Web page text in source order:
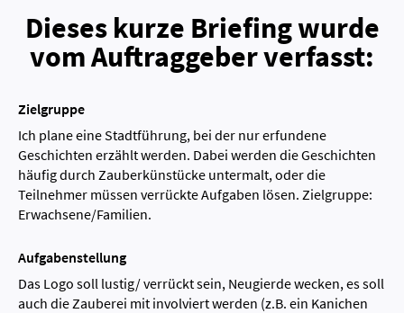
Dieses kurze Briefing wurde
vom Auftraggeber verfasst:
Zielgruppe
Ich plane eine Stadtführung, bei der nur erfundene
Geschichten erzählt werden. Dabei werden die Geschichten
häufig durch Zauberkünstücke untermalt, oder die
Teilnehmer müssen verrückte Aufgaben lösen. Zielgruppe:
Erwachsene/Familien.
Aufgabenstellung
Das Logo soll lustig/ verrückt sein, Neugierde wecken, es soll
auch die Zauberei mit involviert werden (z.B. ein Kanichen